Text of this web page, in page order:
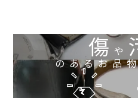
傷や
のあるお品